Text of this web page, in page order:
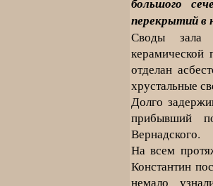
перекрытий в
Своды зала
керамической
отделан
хрустальные
Долго
прибывший
Вернадского.
На всем
Константин
немало